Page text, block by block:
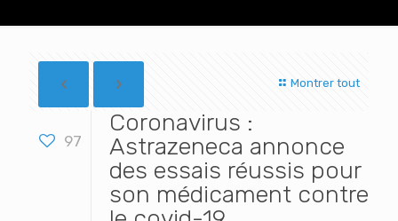
Montrer tout
97
Coronavirus :
Astrazeneca annonce
des essais réussis pour
son médicament contre